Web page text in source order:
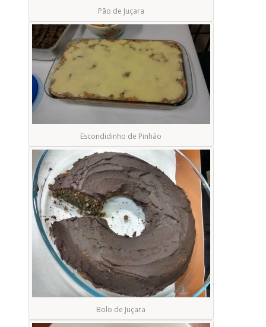
Pão de Juçara
Escondidinho de Pinhão
Bolo de Juçara